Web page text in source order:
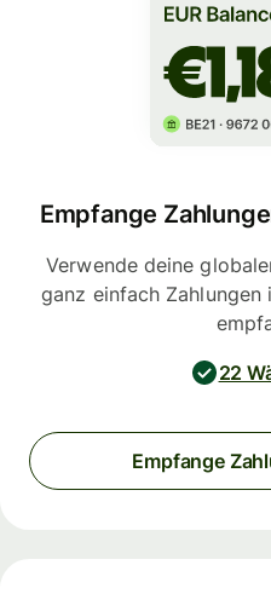
Empfange
Verwende deine
ganz einfach Zahlungen
22
Empfange